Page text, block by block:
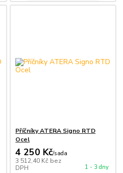
Příčníky ATERA Signo RTD
Ocel
4 250 Kč/sada
3 512,40 Kč bez
DPH
1 - 3 dny